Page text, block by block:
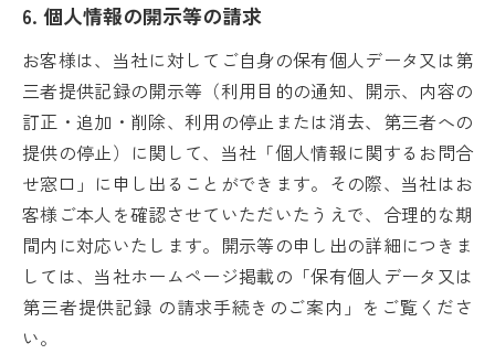
6. 個人情報の開示等の請求
お客様は、当社に対してご自身の保有個人データ又は第
三者提供記録の開示等（利用目的の通知、開示、内容の
訂正・追加・削除、利用の停止または消去、第三者への
提供の停止）に関して、当社「個人情報に関するお問合
せ窓口」に申し出ることができます。その際、当社はお
客様ご本人を確認させていただいたうえで、合理的な期
間内に対応いたします。開示等の申し出の詳細につきま
しては、当社ホームページ掲載の「保有個人データ又は
第三者提供記録 の請求手続きのご案内」をご覧くださ
い。